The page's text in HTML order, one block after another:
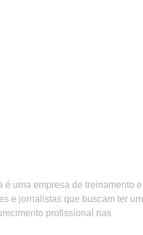
é uma empresa de treinamento e
e jornalistas que buscam ter um
profissional nas